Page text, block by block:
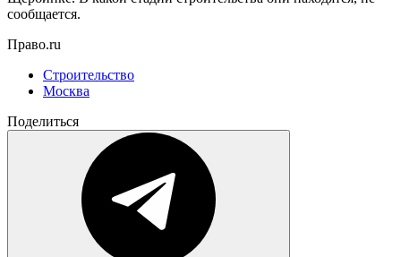
сообщается.
Право.ru
Строительство
Москва
Поделиться